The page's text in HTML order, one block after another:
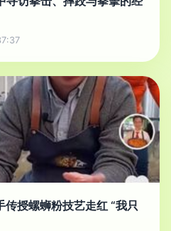
授螺蛳粉技艺走红 “我只